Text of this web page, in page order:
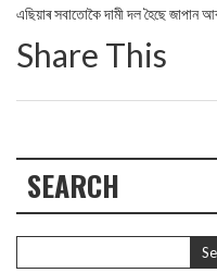
এছিয়াৰ সবাতোকৈ দামী দল হৈছে
Share This
SEARCH